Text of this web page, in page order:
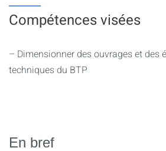
Compétences visées
– Dimensionner des ouvrages et des
techniques du BTP
En bref